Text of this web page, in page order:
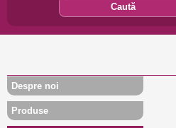
Caută
Despre noi
Produse